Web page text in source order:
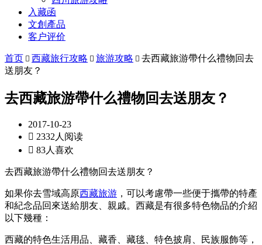
入藏函
文創產品
客户评价
首页  西藏旅行攻略  旅游攻略  去西藏旅游帶什么禮物回去
送朋友？
去西藏旅游帶什么禮物回去送朋友？
2017-10-23
 2332人阅读
 83人喜欢
去西藏旅游帶什么禮物回去送朋友？
如果你去雪域高原西藏旅游 ，可以考慮帶一些便于攜帶的特產
和紀念品回來送給朋友、親戚。西藏是有很多特色物品的介紹
以下幾種：
西藏的特色生活用品、藏香、藏毯、特色披肩、民族服飾等，